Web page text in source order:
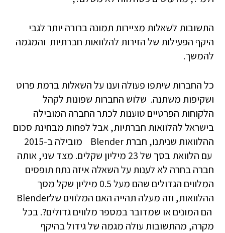
התשובות לשאלות מציירות תמונה ברורה יותר לגבי
היקף הפעילות של הזירות להלוואות חברתיות והמגמה
להמשך.
כל החברות שיתפו פעולה וענו על השאלות ברמת פרוט
ושקיפות משתנה. שלוש החברות שפונות לקהל
הלקוחות הפרטיים טוענות לכתר החברה המובילה
בישראל להלוואות חברתיות, אבל לפחות מבחינת סכום
ההלוואות שניתנו, חברת Blender מובילה ב-2015
עם הלוואת בסך של 23 מיליון שקלים. מצד שני, אותה
חברה בחרה לא לענות על השאלה איזה נתח תופסים
המלווים הגדולים שהם מעל 0.5 מיליון שקל מסך
ההלוואות, וזה מעלה תהייה האם המלווים שלBlender
הם המונים או שמדובר במספר מלווים גדולים?. בכל
מקרה, מהתשובות עולה מגמה של גידול בהיקף